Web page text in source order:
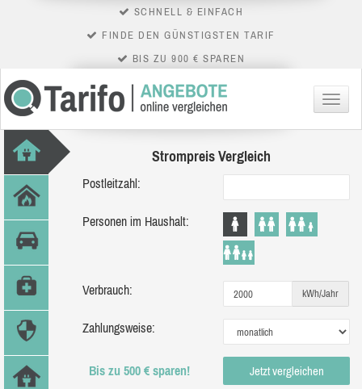
SCHNELL & EINFACH
FINDE DEN GÜNSTIGSTEN TARIF
BIS ZU 900 € SPAREN
Menü
Strompreis Vergleich
Postleitzahl:
Personen im Haushalt:
Verbrauch: kWh/Jahr
Zahlungsweise:
Bis zu 500 € sparen! Jetzt vergleichen